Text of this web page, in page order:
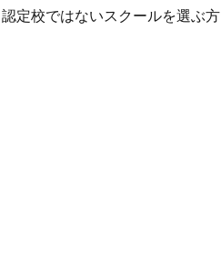
定校ではないスクールを選ぶ方